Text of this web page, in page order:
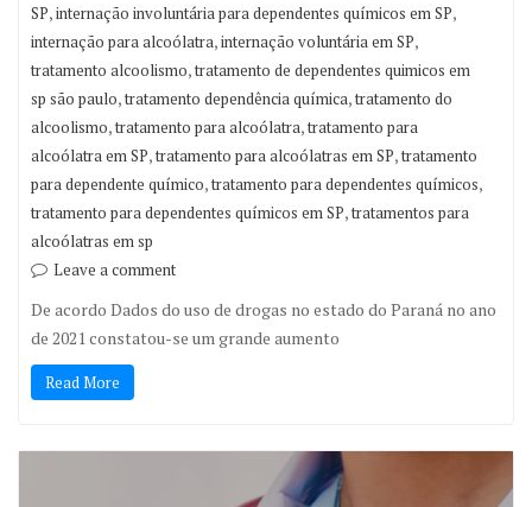
SP,internação involuntária para dependentes químicos em SP,
internação para alcoólatra,internação voluntária em SP,
tratamento alcoolismo,tratamento de dependentes quimicos em
sp são paulo,tratamento dependência química,tratamento do
alcoolismo,tratamento para alcoólatra,tratamento para
alcoólatra em SP,tratamento para alcoólatras em SP,tratamento
para dependente químico,tratamento para dependentes químicos,
tratamento para dependentes químicos em SP,tratamentos para
alcoólatras em sp
Leave a comment
De acordo Dados do uso de drogas no estado do Paraná no ano
de 2021 constatou-se um grande aumento
Read More